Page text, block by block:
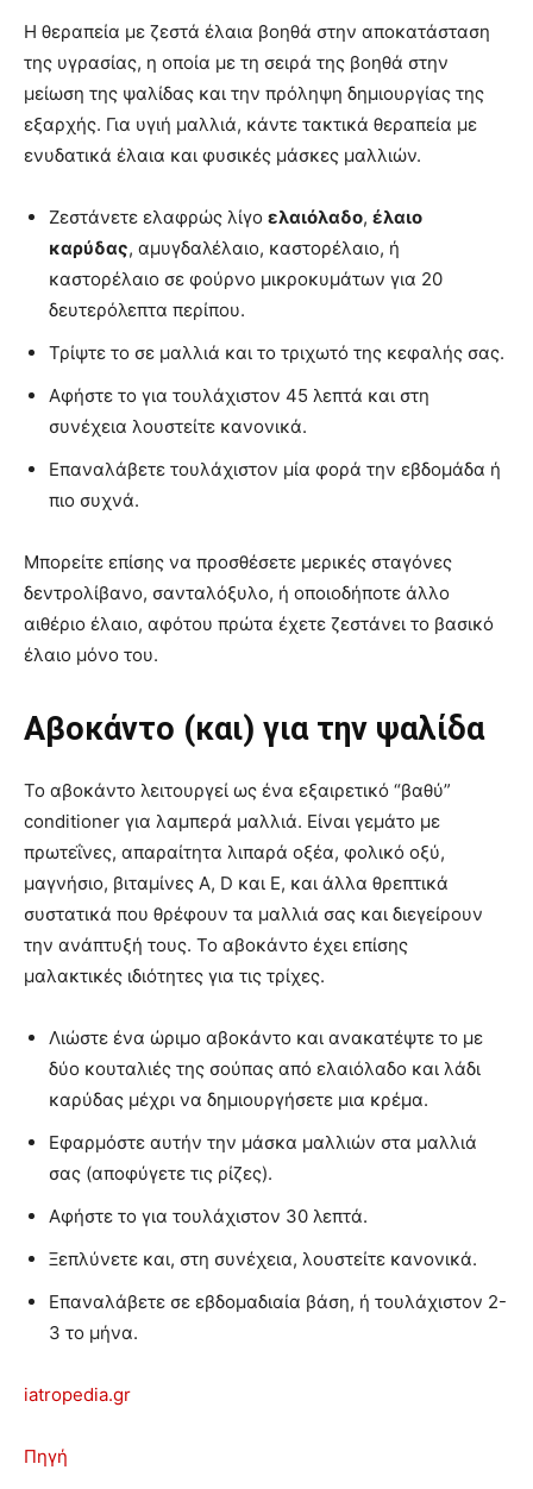
Η θεραπεία με ζεστά έλαια βοηθά στην αποκατάσταση
της υγρασίας, η οποία με τη σειρά της βοηθά στην
μείωση της ψαλίδας και την πρόληψη δημιουργίας της
εξαρχής. Για υγιή μαλλιά, κάντε τακτικά θεραπεία με
ενυδατικά έλαια και φυσικές μάσκες μαλλιών.
Ζεστάνετε ελαφρώς λίγο ελαιόλαδο, έλαιο
καρύδας, αμυγδαλέλαιο, καστορέλαιο, ή
καστορέλαιο σε φούρνο μικροκυμάτων για 20
δευτερόλεπτα περίπου.
Τρίψτε το σε μαλλιά και το τριχωτό της κεφαλής σας.
Αφήστε το για τουλάχιστον 45 λεπτά και στη
συνέχεια λουστείτε κανονικά.
Επαναλάβετε τουλάχιστον μία φορά την εβδομάδα ή
πιο συχνά.
Μπορείτε επίσης να προσθέσετε μερικές σταγόνες
δεντρολίβανο, σανταλόξυλο, ή οποιοδήποτε άλλο
αιθέριο έλαιο, αφότου πρώτα έχετε ζεστάνει το βασικό
έλαιο μόνο του.
Αβοκάντο (και) για την ψαλίδα
Το αβοκάντο λειτουργεί ως ένα εξαιρετικό “βαθύ”
conditioner για λαμπερά μαλλιά. Είναι γεμάτο με
πρωτεΐνες, απαραίτητα λιπαρά οξέα, φολικό οξύ,
μαγνήσιο, βιταμίνες Α, D και Ε, και άλλα θρεπτικά
συστατικά που θρέφουν τα μαλλιά σας και διεγείρουν
την ανάπτυξή τους. Το αβοκάντο έχει επίσης
μαλακτικές ιδιότητες για τις τρίχες.
Λιώστε ένα ώριμο αβοκάντο και ανακατέψτε το με
δύο κουταλιές της σούπας από ελαιόλαδο και λάδι
καρύδας μέχρι να δημιουργήσετε μια κρέμα.
Εφαρμόστε αυτήν την μάσκα μαλλιών στα μαλλιά
σας (αποφύγετε τις ρίζες).
Αφήστε το για τουλάχιστον 30 λεπτά.
Ξεπλύνετε και, στη συνέχεια, λουστείτε κανονικά.
Επαναλάβετε σε εβδομαδιαία βάση, ή τουλάχιστον 2-
3 το μήνα.
iatropedia.gr
Πηγή